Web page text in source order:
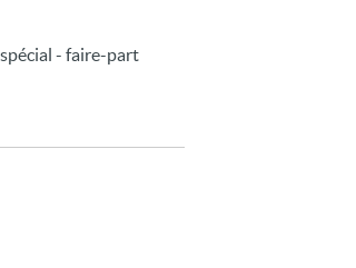
- faire-part